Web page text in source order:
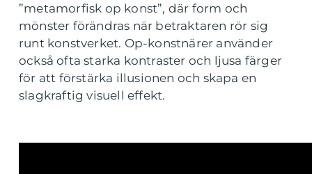
”metamorfisk op konst”, där form och
mönster förändras när betraktaren rör sig
runt konstverket. Op-konstnärer använder
också ofta starka kontraster och ljusa färger
för att förstärka illusionen och skapa en
slagkraftig visuell effekt.